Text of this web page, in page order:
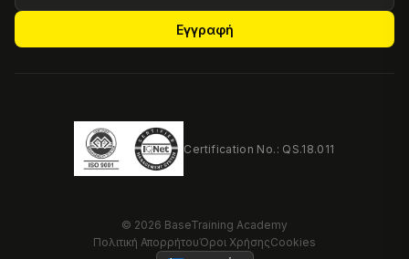
Εγγραφή
Certification No.: QS.18.011
© 2026 BaseTraining Academy
Πολιτική ΑπορρήτουΌροι ΧρήσηςCookies